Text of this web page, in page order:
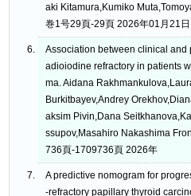
aki Kitamura,Kumiko
巻1号29頁-29頁 2026年01月21日
Association between clinical and
adioiodine refractory in patients
ma. Aidana
Burkitbayev,Andrey
aksim Pivin,Dana
ssupov,Masahiro Nakashima
736頁-1709736頁 2026年
A predictive nomogram for
-refractory papillary thyroid